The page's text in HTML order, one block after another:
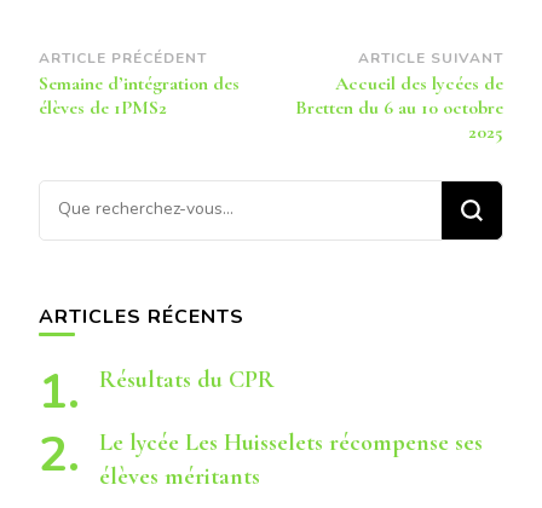
Navigation
d’article
ARTICLE PRÉCÉDENT
Semaine d’intégration des
élèves de 1PMS2
ARTICLE SUIVANT
Accueil des lycées de
Bretten du 6 au 10 octobre
2025
Vous
recherchiez
ARTICLES RÉCENTS
Résultats du CPR
Le lycée Les Huisselets récompense ses
élèves méritants